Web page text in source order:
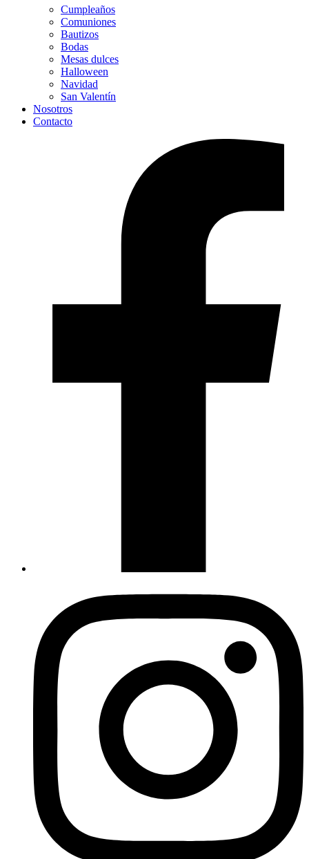
Cumpleaños
Comuniones
Bautizos
Bodas
Mesas dulces
Halloween
Navidad
San Valentín
Nosotros
Contacto